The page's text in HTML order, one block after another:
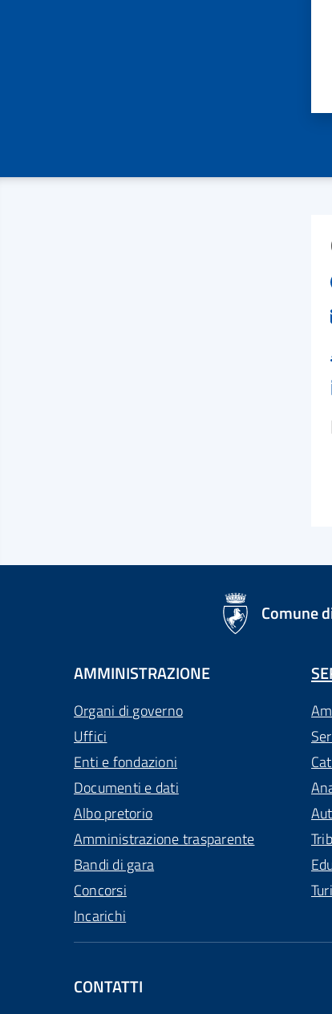
Comune
AMMINISTRAZIONE
Organi di governo
Uffici
Enti e fondazioni
Documenti e dati
Albo pretorio
Amministrazione trasparente
Bandi di gara
Concorsi
Incarichi
CONTATTI